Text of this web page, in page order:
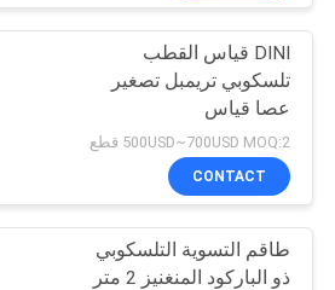
إجمالي بطاريات
المحطة
59
DINI قياس القطب
تلسكوبي تريمبل تصغير
عصا قياس
500USD~700USD MOQ:2 قطع
CONTACT
طاقم التسوية التلسكوبي
ذو الباركود المنغنيز 2 متر